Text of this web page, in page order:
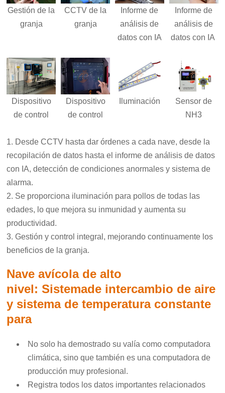
Gestión de la
granja
CCTV de la
granja
Informe de
análisis de
datos con IA
Informe de
análisis de
datos con IA
Dispositivo
de control
Dispositivo
de control
Iluminación
Sensor de
NH3
1. Desde CCTV hasta dar órdenes a cada nave, desde la
recopilación de datos hasta el informe de análisis de datos
con IA, detección de condiciones anormales y sistema de
alarma.
2. Se proporciona iluminación para pollos de todas las
edades, lo que mejora su inmunidad y aumenta su
productividad.
3. Gestión y control integral, mejorando continuamente los
beneficios de la granja.
Nave avícola de alto
nivel:Sistemade intercambio de aire
y sistema de temperatura constante
para
No solo ha demostrado su valía como computadora
climática, sino que también es una computadora de
producción muy profesional.
Registra todos los datos importantes relacionados